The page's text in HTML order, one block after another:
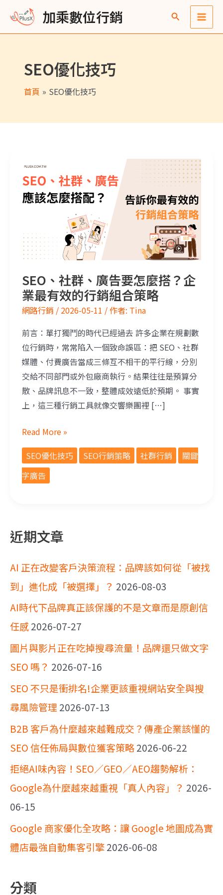
主
加乘數位行銷
Main
SEO優化技巧
首頁 SEO優化技巧
SEO、社群、廣告要怎麼搭？企
業最有效的行銷組合策略
網路行銷 / 2026-05-11 / 作者: Tina
前言：單打獨鬥的時代已經過去 許多企業在規劃數
位行銷時，常常陷入一個致命誤區：把 SEO、社群
媒體、付費廣告當成三條互不相干的平行線，分別
交給不同部門或外包廠商執行。結果往往是預算分
散、品牌訊息不一致，整體成效遠低於預期。 事實
上，這三種行銷工具就像交響樂團裡 […]
Read More »
SEO優化技巧
SEO行銷策略 社群行銷
關鍵
字廣告
近期文章
AI 正在改變客戶決策流程：品牌該如何從「被找
到」進化成「被選擇」？ 2026-08-03
AI時代下品牌真正該保護的不是文章而是原創信
任感2026-07-27
圖片與影片正在吃掉搜尋流量！品牌還只做文字
SEO 嗎？ 2026-07-16
SEO 不只是衝排名!企業更該重視網站安全與搜
尋風險管理 2026-07-13
B2B 客戶為什麼越來越難成交？傳產企業該懂的
SEO 信任佈局與數位獲客策略2026-06-22
拒絕AI味內容！SEO／GEO／AEO趨勢解析：
Google為什麼越來越重視「真人內容」？ 2026-
06-15
Google 商家優化全攻略：讓 Google 地圖成為實
體店最強自動集客引擎2026-06-08
分類
彙